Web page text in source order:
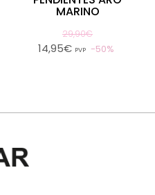
MARINO
29,90€
14,95€ PVP 50%